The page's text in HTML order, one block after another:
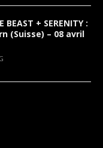
BEAST + SERENITY :
(Suisse) – 08 avril